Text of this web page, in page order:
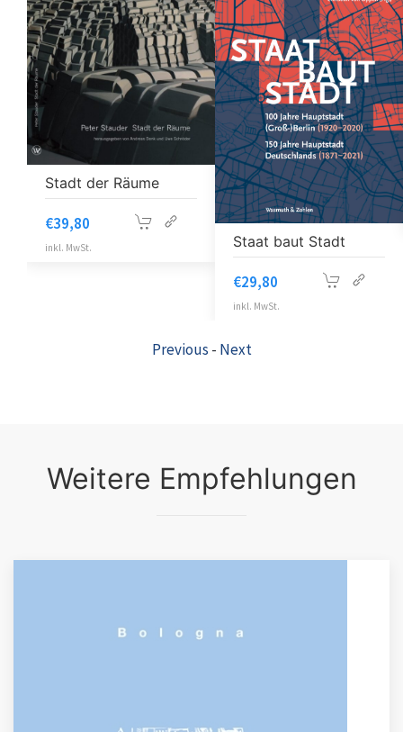
Stadt der Räume
€39,80
inkl. MwSt. Staat baut Stadt
€29,80
inkl. MwSt.
Previous - Next
Weitere Empfehlungen